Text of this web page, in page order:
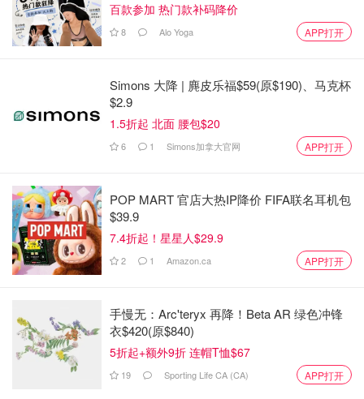
长沙坡子街-看过解放西的都知道它的含金量
百款参加 热门款补码降价
8 Alo Yoga APP打开
Simons 大降 | 麂皮乐福$59(原$190)、马克杯
$2.9
1.5折起 北面 腰包$20
6 1 Simons加拿大官网 APP打开
POP MART 官店大热IP降价 FIFA联名耳机包
$39.9
7.4折起！星星人$29.9
2 1 Amazon.ca APP打开
手慢无：Arc'teryx 再降！Beta AR 绿色冲锋
衣$420(原$840)
5折起+额外9折 连帽T恤$67
19 Sporting Life CA (CA) APP打开